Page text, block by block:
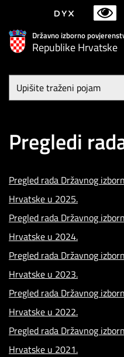
Državno izborno
Republike Hrvatske
Upišite
traženi
Pregledi
Pregled rada Državnog
Hrvatske u 2025.
Pregled rada Državnog
Hrvatske u 2024.
Pregled rada Državnog
Hrvatske u 2023.
Pregled rada Državnog
Hrvatske u 2022.
Pregled rada Državnog
Hrvatske u 2021.